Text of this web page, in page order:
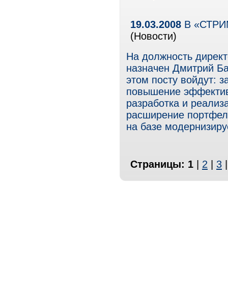
19.03.2008 В
(Новости)
На должность
назначен Дмитрий
этом посту войдут:
повышение
разработка и
расширение
на базе
Страницы: 1 2 3